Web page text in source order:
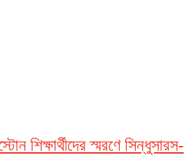
শিক্ষার্থীদের স্মরণে সিন্ধুসারস-